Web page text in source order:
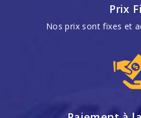
Prix
Nos prix sont fixes et